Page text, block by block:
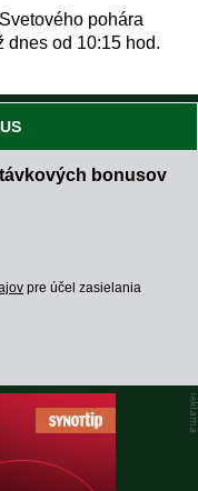
pohára
dnes od 10:15 hod.
bonusov
pre účel zasielania